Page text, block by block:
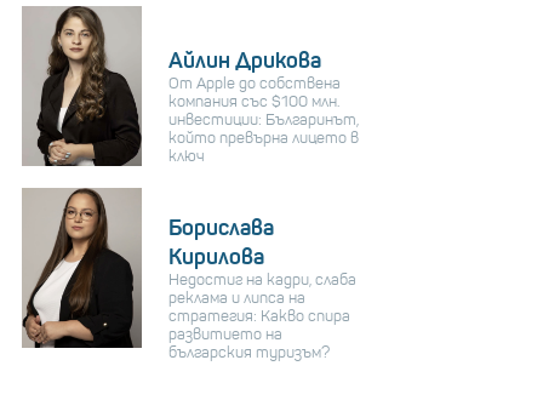
Айлин Дрикова
От Apple до собствена
компания със $100 млн.
инвестиции: Българинът,
който превърна лицето в
ключ
Борислава
Кирилова
Недостиг на кадри, слаба
реклама и липса на
стратегия: Какво спира
развитието на
българския туризъм?